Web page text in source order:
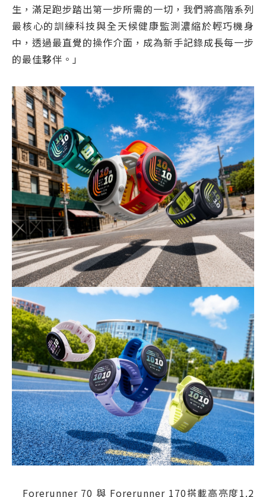
生，滿足跑步踏出第一步所需的一切，我們將高階系列
最核心的訓練科技與全天候健康監測濃縮於輕巧機身
中，透過最直覺的操作介面，成為新手記錄成長每一步
的最佳夥伴。」
Forerunner 70 與 Forerunner 170搭載高亮度1.2